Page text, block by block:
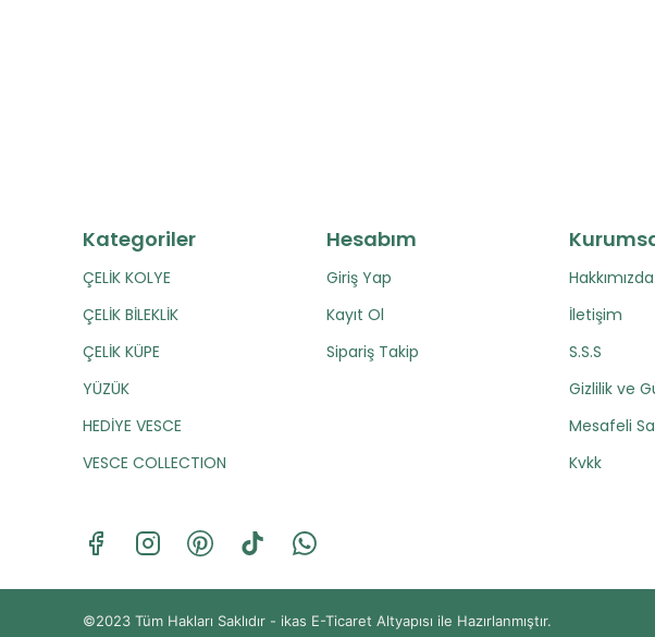
Kategoriler
ÇELİK KOLYE
ÇELİK BİLEKLİK
ÇELİK KÜPE
YÜZÜK
HEDİYE VESCE
VESCE COLLECTION
Hesabım
Giriş Yap
Kayıt Ol
Sipariş Takip
Hakkımızda
İletişim
S.S.S
Gizlilik ve
Mesafeli
Kvkk
©2023 Tüm Hakları Saklıdır - ikas E-Ticaret Altyapısı ile Hazırlanmıştır.